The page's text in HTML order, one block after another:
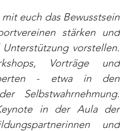
euch das Bewusstsein
stärken und
vorstellen.
Vorträge und
- etwa in den
Selbstwahrnehmung.
in der Aula der
und